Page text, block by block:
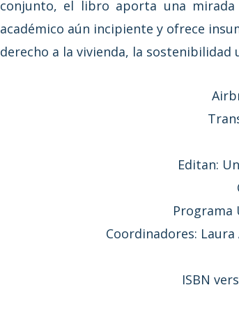
conjunto, el libro aporta una
académico aún incipiente y ofrece
derecho a la vivienda, la
Editan:
Programa
Coordinadores:
ISBN